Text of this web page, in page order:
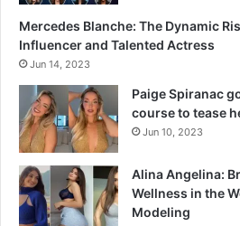
T
o
w
a
s
M
a
Mercedes Blanche: The Dynamic
Influencer and Talented Actress
Jun 14, 2023
Paige Spiranac
course to tease
Jun 10, 2023
Alina Angelina:
Wellness in the
Modeling